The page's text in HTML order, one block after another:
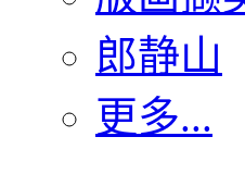
郎静山
更多...